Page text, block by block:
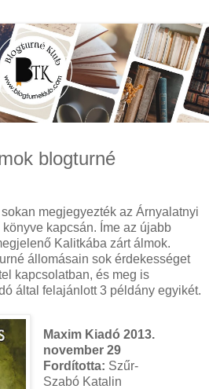
blogturné
megjegyezték az Árnyalatnyi
kapcsán. Íme az újabb
Kalitkába zárt álmok.
állomásain sok érdekességet
kapcsolatban, és meg is
által felajánlott 3 példány egyikét.
Maxim Kiadó 2013.
november 29
Fordította: Szűr-
Szabó Katalin